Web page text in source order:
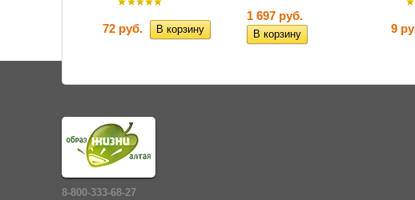
72 руб.
1 697 руб.
9
8-800-333-68-27